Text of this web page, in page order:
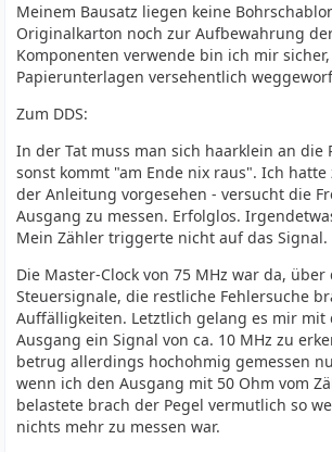
Meinem Bausatz liegen keine
Originalkarton noch zur Aufbewahrung
Komponenten verwende bin ich mir
Papierunterlagen versehentlich
Zum DDS:
In der Tat muss man sich haarklein an die
sonst kommt "am Ende nix raus". Ich
der Anleitung vorgesehen - versucht die
Ausgang zu messen. Erfolglos.
Mein Zähler triggerte nicht auf das Signal.
Die Master-Clock von 75 MHz war da, über
Steuersignale, die restliche Fehlersuche
Auffälligkeiten. Letztlich gelang es mir mit
Ausgang ein Signal von ca. 10 MHz zu
betrug allerdings hochohmig gemessen
wenn ich den Ausgang mit 50 Ohm vom
belastete brach der Pegel vermutlich so
nichts mehr zu messen war.